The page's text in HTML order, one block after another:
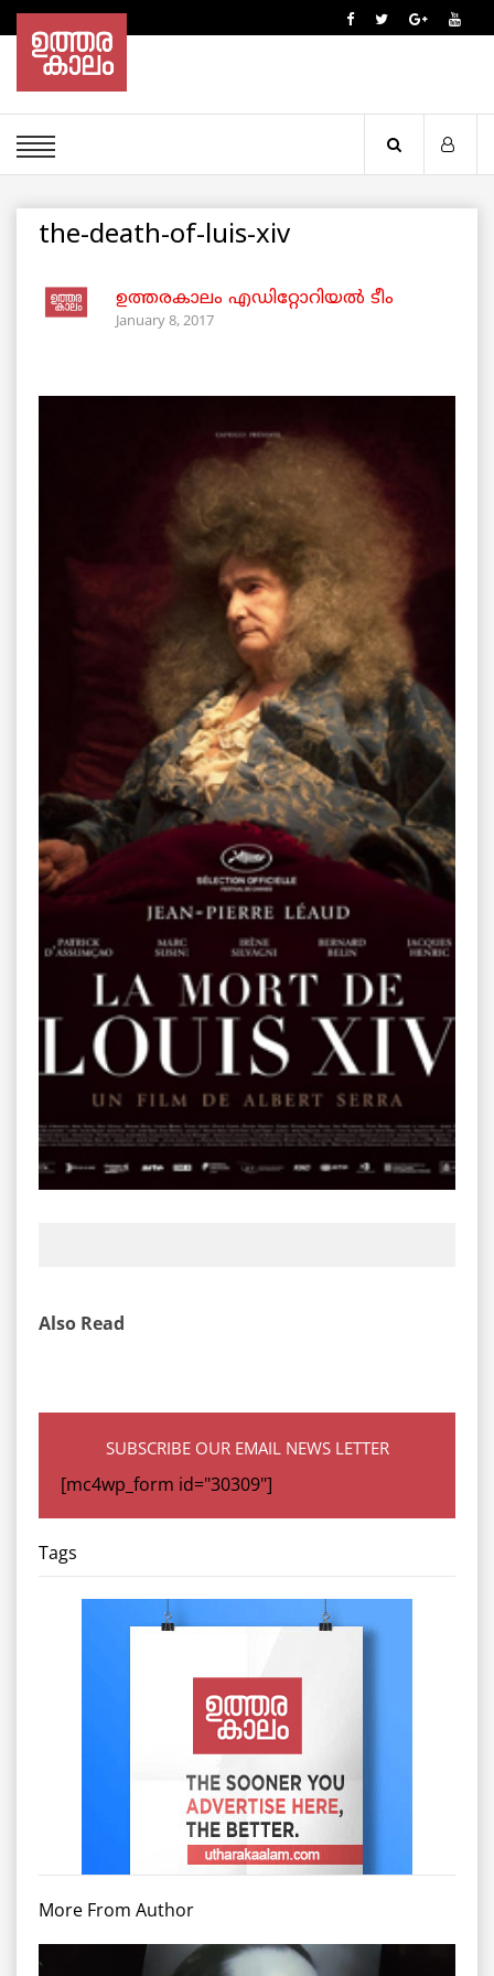
the-death-of-luis-xiv
ഉത്തരകാലം എഡിറ്റോറിയല്‍ ടീം
January 8, 2017
Also Read
SUBSCRIBE OUR EMAIL NEWS LETTER
[mc4wp_form id="30309"]
Tags
More From Author